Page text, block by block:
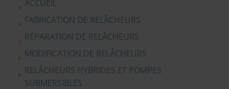
ACCUEIL
FABRICATION DE RELÂCHEURS
RÉPARATION DE RELÂCHEURS
MODIFICATION DE RELÂCHEURS
RELÂCHEURS HYBRIDES ET POMPES
SUBMERSIBLES